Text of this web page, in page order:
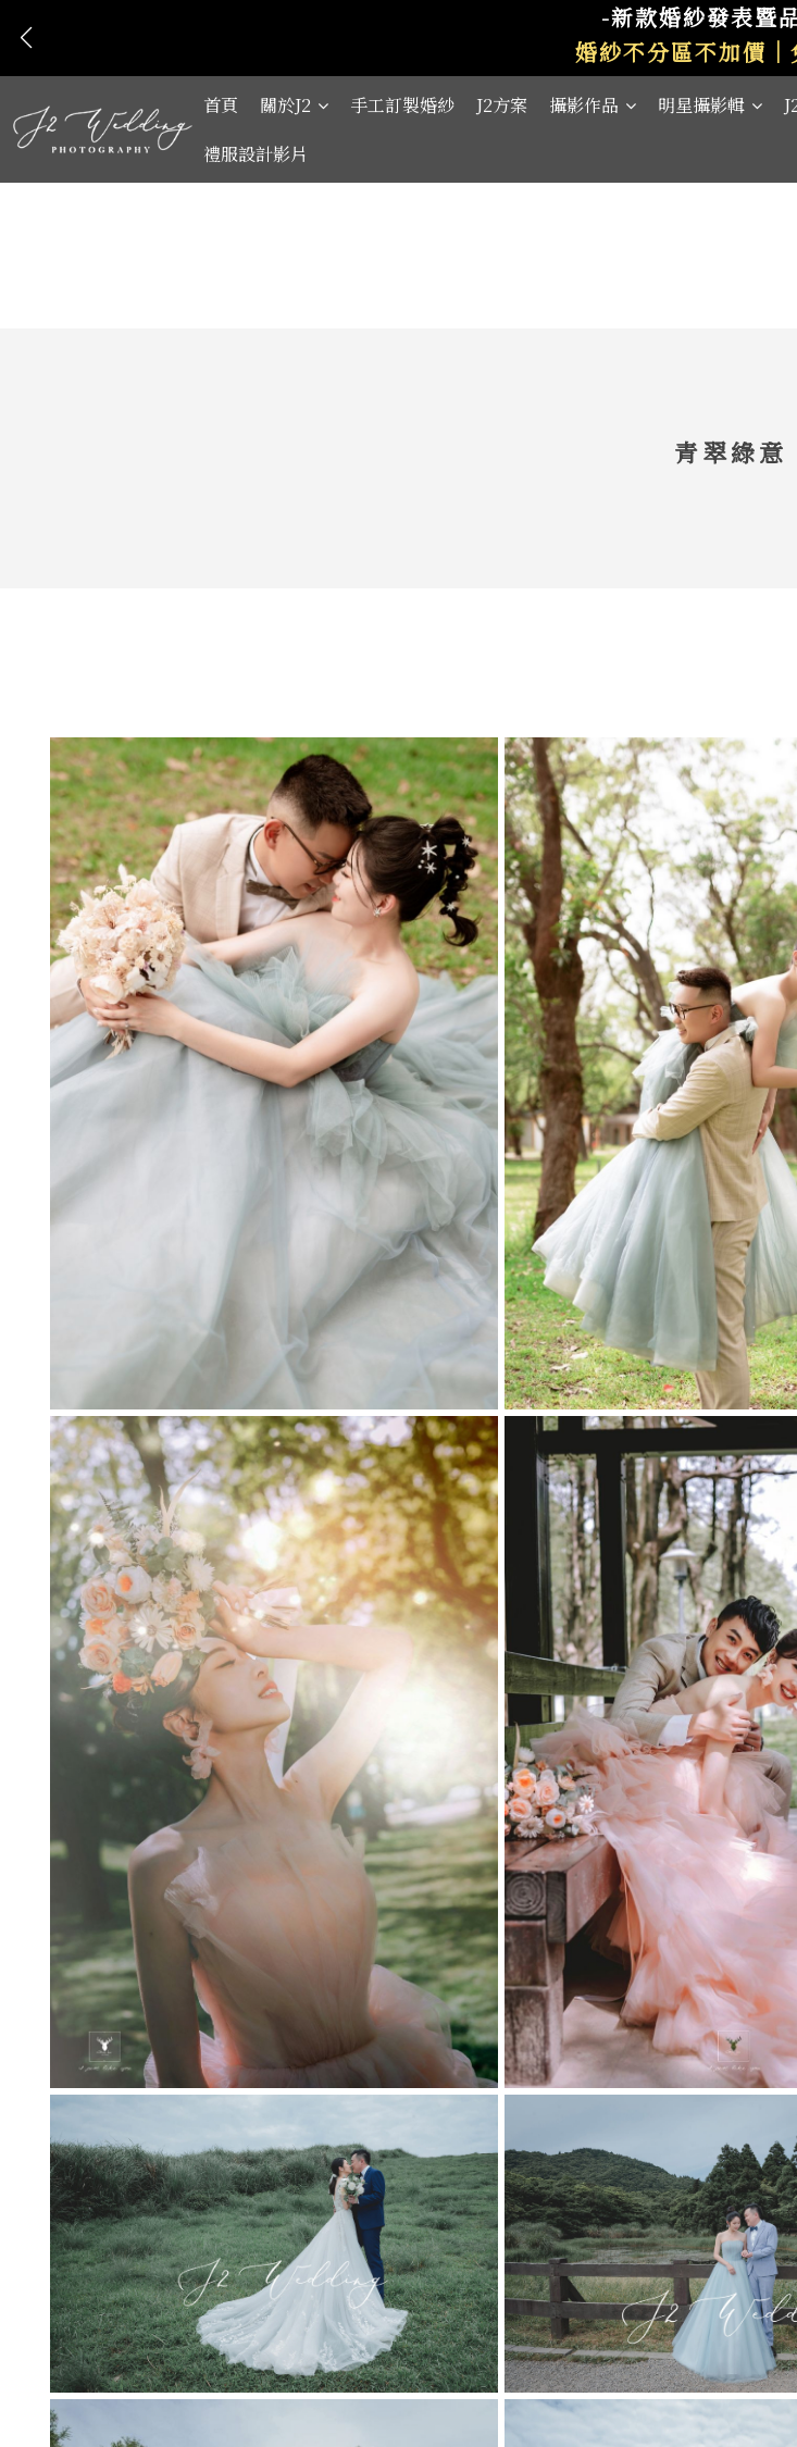
-新款婚紗發表暨
婚紗不分區不加價
首頁 關於J2 手工訂製婚紗 J2方案 攝影作品 明星攝影輯
禮服設計影片
青翠綠意